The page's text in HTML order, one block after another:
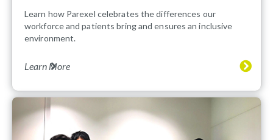
Learn how Parexel celebrates the differences our
workforce and patients bring and ensures an inclusive
environment.
Learn More